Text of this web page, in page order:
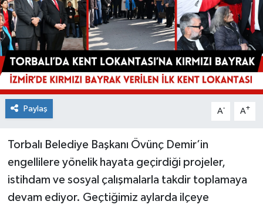
Paylaş A- A+
Torbalı Belediye Başkanı Övünç Demir’in
engellilere yönelik hayata geçirdiği projeler,
istihdam ve sosyal çalışmalarla takdir toplamaya
devam ediyor. Geçtiğimiz aylarda ilçeye